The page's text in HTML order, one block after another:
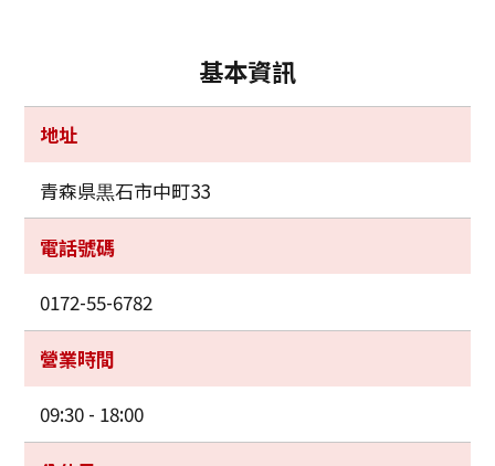
基本資訊
地址
青森県黒石市中町33
電話號碼
0172-55-6782
營業時間
09:30 - 18:00